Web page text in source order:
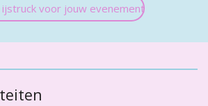
voor jouw evenement